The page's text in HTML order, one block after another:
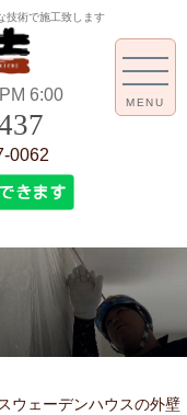
技術で施工致します
6:00
0062
MENU
ウェーデンハウスの外壁